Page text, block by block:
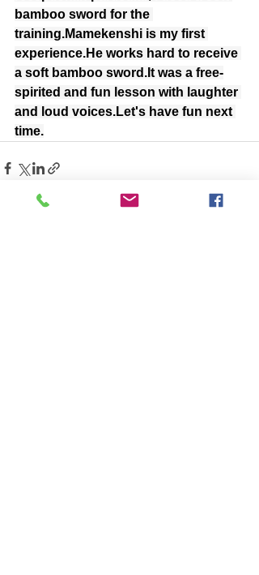
bamboo sword for the
training.Mamekenshi is my first
experience.He works hard to receive
a soft bamboo sword.It was a free-
spirited and fun lesson with laughter
and loud voices.Let's have fun next
time.